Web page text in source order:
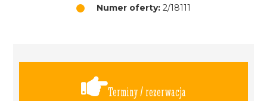
Numer oferty: 2/18111
Terminy / rezerwacja